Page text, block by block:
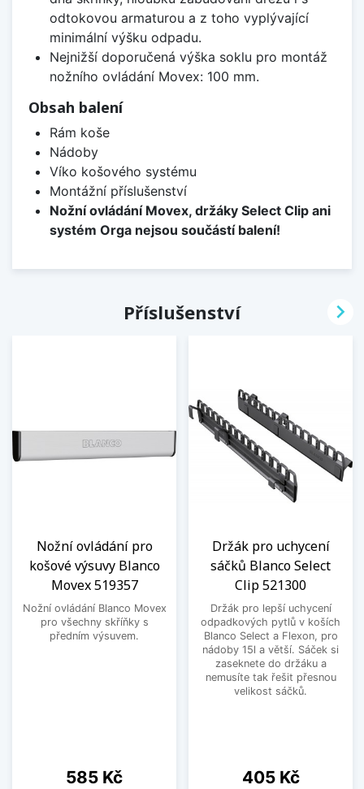
odtokovou armaturou a z toho vyplývající
minimální výšku odpadu.
Nejnižší doporučená výška soklu pro montáž
nožního ovládání Movex: 100 mm.
Obsah balení
Rám koše
Nádoby
Víko košového systému
Montážní příslušenství
Nožní ovládání Movex, držáky Select Clip ani
systém Orga nejsou součástí balení!
Příslušenství
Nožní ovládání pro
košové výsuvy Blanco
Movex 519357
Nožní ovládání Blanco Movex
pro všechny skříňky s
předním výsuvem.
Cena
585 Kč
Držák pro uchycení
sáčků Blanco Select
Clip 521300
Držák pro lepší uchycení
odpadkových pytlů v koších
Blanco Select a Flexon, pro
nádoby 15l a větší. Sáček si
zaseknete do držáku a
nemusíte tak řešit přesnou
velikost sáčků.
Cena
405 Kč
